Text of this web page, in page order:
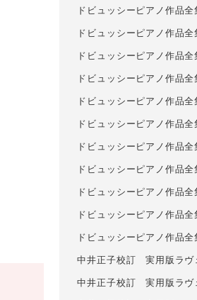
ドビュッシーピアノ作品全
ドビュッシーピアノ作品全
ドビュッシーピアノ作品全
ドビュッシーピアノ作品全
ドビュッシーピアノ作品全
ドビュッシーピアノ作品全
ドビュッシーピアノ作品全
ドビュッシーピアノ作品全
ドビュッシーピアノ作品全
ドビュッシーピアノ作品全
ドビュッシーピアノ作品全
中井正子校訂 実用版ラヴ
中井正子校訂 実用版ラヴ